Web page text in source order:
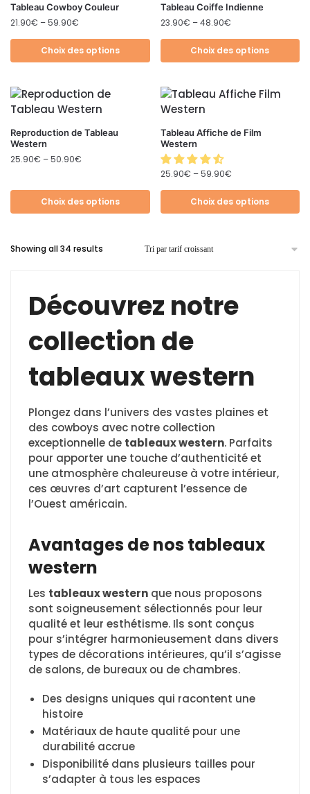
Tableau Cowboy Couleur
21.90€ –59.90€
Choix des options
Tableau Coiffe Indienne
23.90€ –48.90€
Choix des options
Reproduction de Tableau
Western
25.90€ –50.90€
Choix des options
Tableau Affiche de Film
Western
25.90€ –59.90€
Choix des options
Showing all 34 results
Découvrez notre
collection de
tableaux western
Plongez dans l’univers des vastes plaines et
des cowboys avec notre collection
exceptionnelle de tableaux western. Parfaits
pour apporter une touche d’authenticité et
une atmosphère chaleureuse à votre intérieur,
ces œuvres d’art capturent l’essence de
l’Ouest américain.
Avantages de nos tableaux
western
Les tableaux western que nous proposons
sont soigneusement sélectionnés pour leur
qualité et leur esthétisme. Ils sont conçus
pour s’intégrer harmonieusement dans divers
types de décorations intérieures, qu’il s’agisse
de salons, de bureaux ou de chambres.
Des designs uniques qui racontent une
histoire
Matériaux de haute qualité pour une
durabilité accrue
Disponibilité dans plusieurs tailles pour
s’adapter à tous les espaces